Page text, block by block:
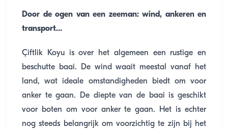
Door de ogen van een zeeman: wind, ankeren en
transport…
Çiftlik Koyu is over het algemeen een rustige en
beschutte baai. De wind waait meestal vanaf het
land, wat ideale omstandigheden biedt om voor
anker te gaan. De diepte van de baai is geschikt
voor boten om voor anker te gaan. Het is echter
nog steeds belangrijk om voorzichtig te zijn bij het